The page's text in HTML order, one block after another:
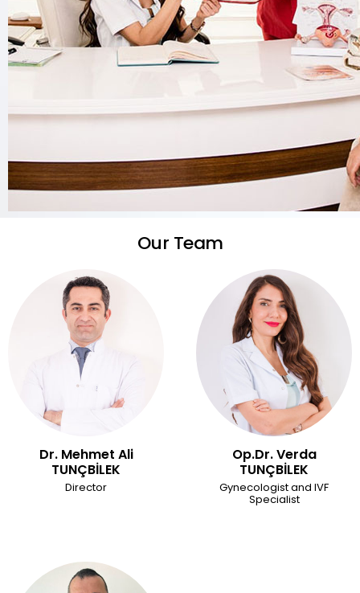
Our Team
Dr. Mehmet Ali
TUNÇBİLEK
Director
Op.Dr. Verda
TUNÇBİLEK
Gynecologist and IVF
Specialist